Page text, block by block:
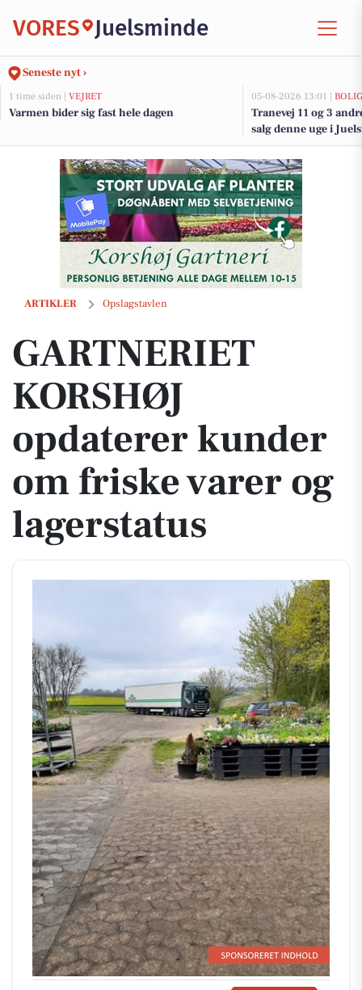
VORES Juelsminde
Seneste nyt ›
1 time siden | VEJRET
Varmen bider sig fast hele dagen
05-08-2026 13:01 |
Tranevej 11 og 3
salg denne uge i
her.
ARTIKLER Opslagstavlen
GARTNERIET KORSHØJ opdaterer kunder om friske varer og
GARTNERIET
KORSHØJ
opdaterer kunder
om friske varer og
lagerstatus